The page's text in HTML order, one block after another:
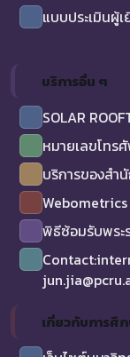
แบบประเมินผู้
บริการอื่น ๆ
SOLAR
หมายเลขโทร
บริการของสำ
Webometrics
พิธีซ้อมรับพร
เกี่ยวกับการศึ